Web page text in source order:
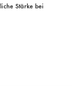
Stärke bei